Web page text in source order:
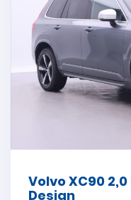
Volvo XC90 2,0
Design